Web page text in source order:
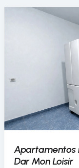
Apartamentos
Dar Mon Loisir